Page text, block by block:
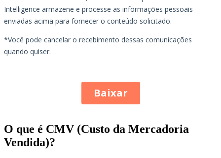
O que é CMV (Custo da Mercadoria
Vendida)?